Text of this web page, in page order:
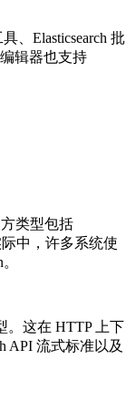
、Elasticsearch 批
辑器也支持
类型包括
际中，许多系统使
。这在 HTTP 上下
API 流式标准以及